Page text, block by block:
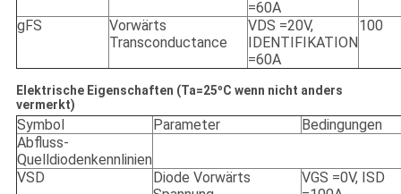
=60A
gFS
Vorwärts
Transconductance
VDS =20V,
IDENTIFIKATION
=60A
100
Elektrische Eigenschaften (Ta=25ºC wenn nicht anders
vermerkt)
Symbol Parameter
Bedingungen
Abfluss-
Quelldiodenkennlinien
VSD
Diode Vorwärts
VGS =0V, ISD